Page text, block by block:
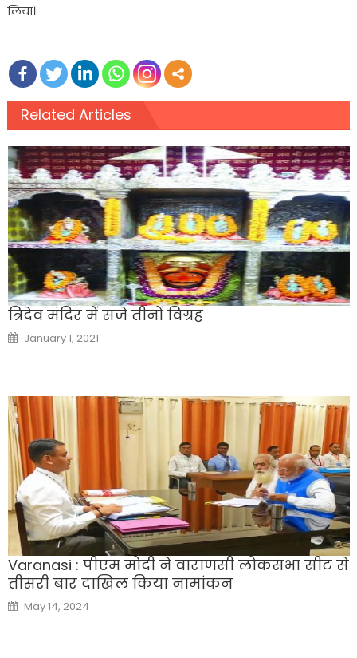
लिया।
Related Articles
त्रिदेव मंदिर में सजे तीनों विग्रह
Posted
on
January 1, 2021
Varanasi : पीएम मोदी ने वाराणसी लोकसभा सीट से
तीसरी बार दाखिल किया नामांकन
Posted
on
May 14, 2024